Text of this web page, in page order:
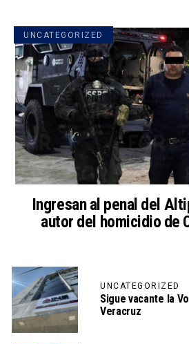
UNCATEGORIZED
Ingresan al penal del
autor del homicidio de
UNCATEGORIZED
Sigue vacante la
Veracruz